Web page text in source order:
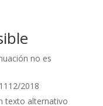
no es
2018
texto alternativo